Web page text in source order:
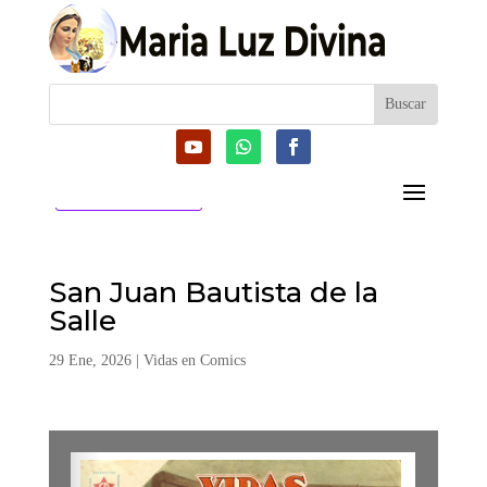
San Juan Bautista de la
Salle
29 Ene, 2026| Vidas en Comics